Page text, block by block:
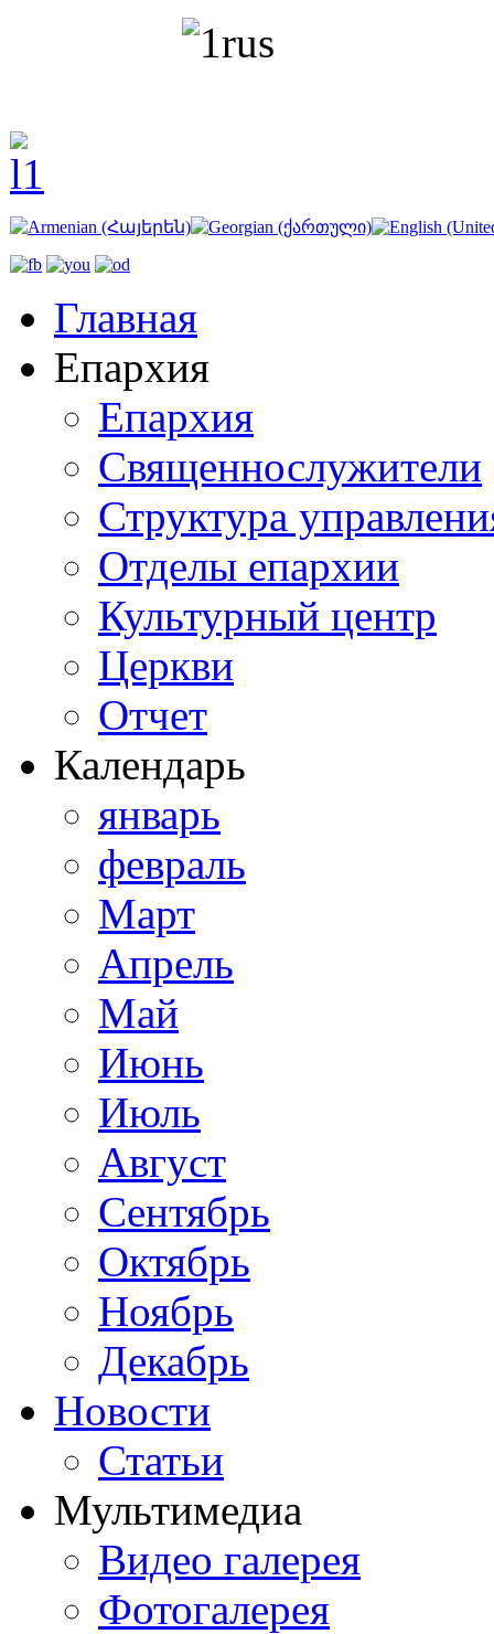
Главная
Епархия
Епархия
Священнослужители
Структура
Отделы епархии
Культурный центр
Церкви
Отчет
Календарь
январь
февраль
Март
Апрель
Май
Июнь
Июль
Август
Сентябрь
Октябрь
Ноябрь
Декабрь
Новости
Статьи
Мультимедиа
Видео галерея
Фотогалерея